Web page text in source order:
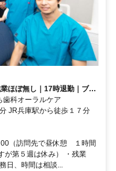
ほぼ無し｜17時退勤｜ブラ
衛生士を募集しています
科オーラルケア
アクセス: 新開地駅・湊川駅から徒歩７分 JR兵庫駅から徒歩１７分
00（訪問先で昼休憩 １時間
が第５週は休み） ・残業
日、時間は相談...